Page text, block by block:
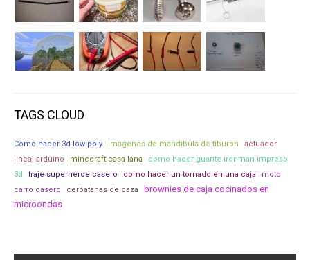
TAGS CLOUD
Cómo hacer 3d low poly imagenes de mandibula de tiburon
actuador
lineal arduino
minecraft casa lana
como hacer guante ironman impreso
3d
traje superheroe casero como hacer un tornado en una caja
moto
carro casero
cerbatanas de caza
brownies de caja cocinados en
microondas